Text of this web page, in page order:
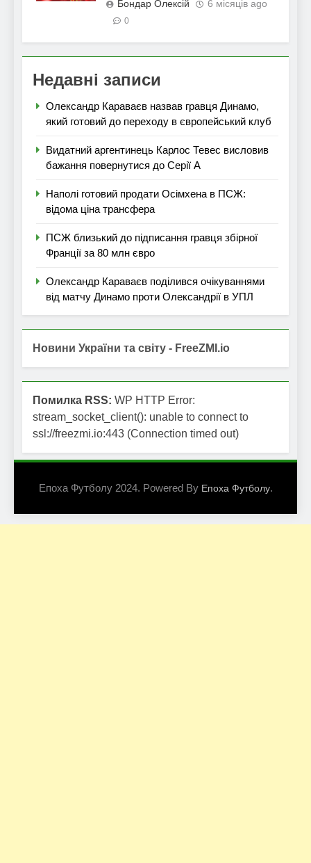
Бондар Олексій 6 місяців ago
0
Недавні записи
Олександр Караваєв назвав гравця Динамо,
який готовий до переходу в європейський клуб
Видатний аргентинець Карлос Тевес висловив
бажання повернутися до Серії А
Наполі готовий продати Осімхена в ПСЖ:
відома ціна трансфера
ПСЖ близький до підписання гравця збірної
Франції за 80 млн євро
Олександр Караваєв поділився очікуваннями
від матчу Динамо проти Олександрії в УПЛ
Новини України та світу - FreeZMI.io
Помилка RSS: WP HTTP Error:
stream_socket_client(): unable to connect to
ssl://freezmi.io:443 (Connection timed out)
Епоха Футболу 2024. Powered By Епоха Футболу.